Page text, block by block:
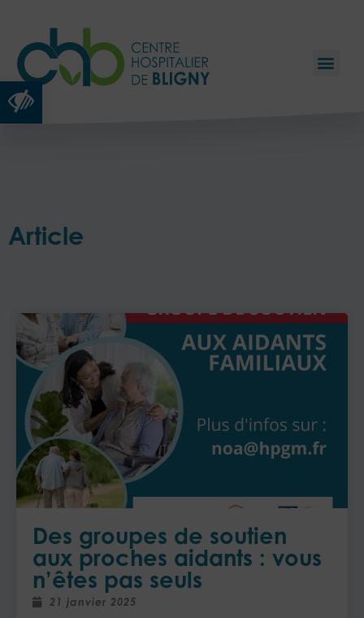
Ouvrir la barre d’outils
Article
Des groupes de soutien
aux proches aidants : vous
n’êtes pas seuls
21 janvier 2025